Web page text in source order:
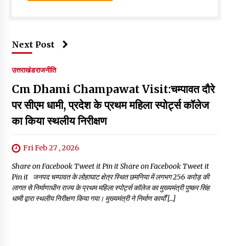
Next Post
उत्तराखंडराजनीति
Cm Dhami Champawat Visit:चम्पावत दौरे
पर सीएम धामी, प्रदेश के प्रथम महिला स्पोर्ट्स कॉलेज
का किया स्थलीय निरीक्षण
Fri Feb 27 , 2026
Share on Facebook Tweet it Pin it Share on Facebook Tweet it
Pin it जनपद चम्पावत के लोहाघाट क्षेत्र स्थित छमनिया में लगभग ₹256 करोड़ की
लागत से निर्माणाधीन राज्य के प्रथम महिला स्पोर्ट्स कॉलेज का मुख्यमंत्री पुष्कर सिंह
धामी द्वारा स्थलीय निरीक्षण किया गया। मुख्यमंत्री ने निर्माण कार्यों […]